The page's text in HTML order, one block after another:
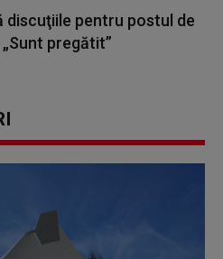
discuţiile pentru postul de
pregătit”